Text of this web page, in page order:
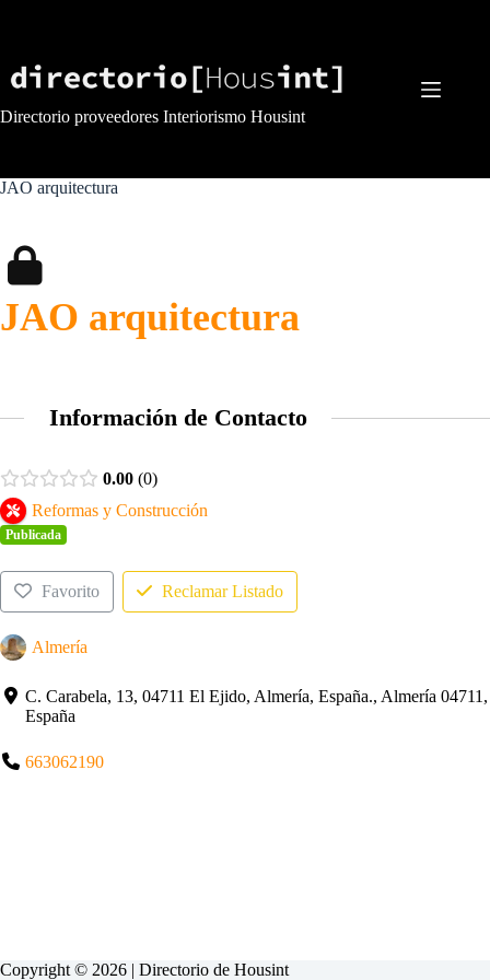
Directorio proveedores Interiorismo Housint
JAO arquitectura
JAO arquitectura
Información de Contacto
0.00 0
Reformas y Construcción
Publicada
Favorito Reclamar Listado
Almería
C. Carabela, 13, 04711 El Ejido, Almería, España., Almería 04711,
España
663062190
Copyright © 2026 | Directorio de Housint